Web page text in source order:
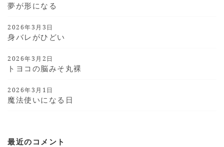
夢が形になる
2026年3月3日
身バレがひどい
2026年3月2日
トヨコの脳みそ丸裸
2026年3月1日
魔法使いになる日
最近のコメント